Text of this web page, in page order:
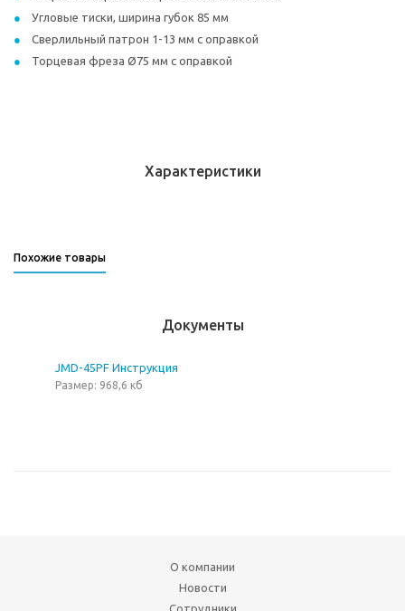
Угловые тиски, ширина губок 85 мм
Сверлильный патрон 1-13 мм с оправкой
Торцевая фреза Ø75 мм с оправкой
Характеристики
Похожие товары
Документы
JMD-45PF Инструкция
Размер: 968,6 кб
О компании
Новости
Сотрудники